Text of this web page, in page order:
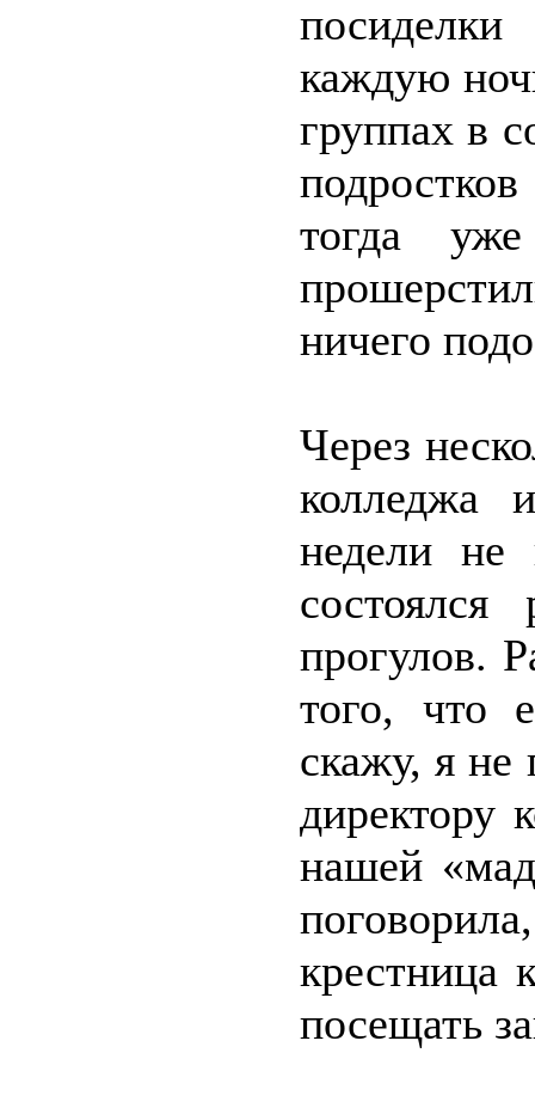
каждую
группах в
тогда
ничего
Через
колледжа
недели не
прогулов.
того, что
скажу, я не
директору
нашей
крестница
посещать